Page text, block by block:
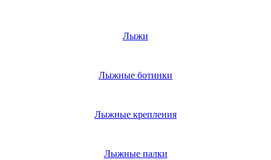
Лыжи
Лыжные ботинки
Лыжные крепления
Лыжные палки